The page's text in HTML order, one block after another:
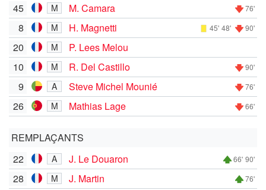
45
M M. Camara 76'
8 M H. Magnetti 45' 48' 90'
20 M
P. Lees Melou
10
M R. Del Castillo 90'
9 A Steve Michel Mounié 76'
26 M Mathias Lage 66'
REMPLAÇANTS
22
A J. Le Douaron 66' 90'
28 M J. Martin 76'